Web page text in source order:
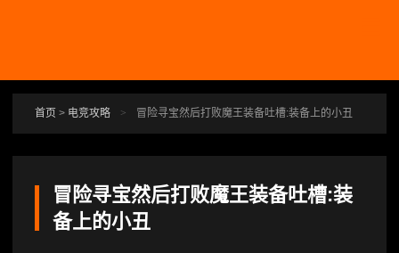
首页 > 电竞攻略 > 冒险寻宝然后打败魔王装备吐槽:装备上的小丑
冒险寻宝然后打败魔王装备吐槽:装
备上的小丑